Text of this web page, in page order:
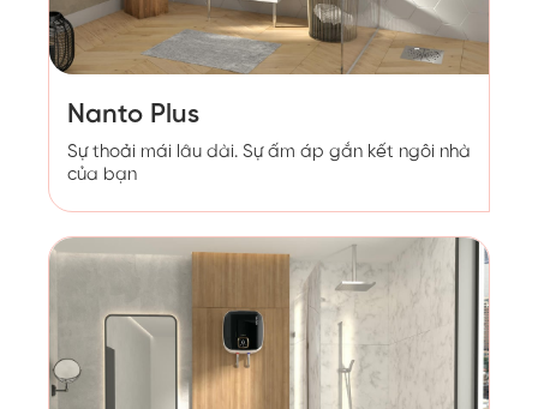
Nanto Plus
Sự thoải mái lâu dài. Sự ấm áp gắn kết ngôi nhà
của bạn